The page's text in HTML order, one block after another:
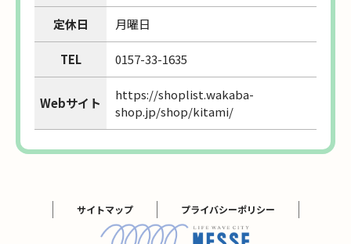
定休日 月曜日
TEL 0157-33-1635
Webサイト
https://shoplist.wakaba-
shop.jp/shop/kitami/
サイトマップ プライバシーポリシー